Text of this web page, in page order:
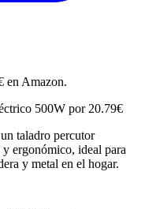
en Amazon.
500W por 20.79€
taladro percutor
ergonómico, ideal para
y metal en el hogar.